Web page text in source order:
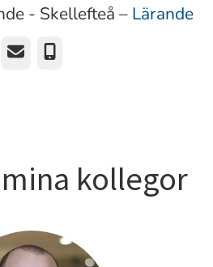
- Skellefteå – Lärande
E-post Telefon
kollegor